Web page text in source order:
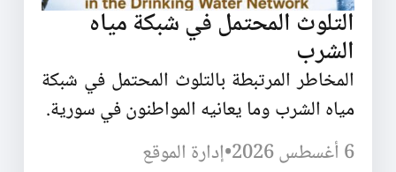
التلوث المحتمل في شبكة مياه
الشرب
المخاطر المرتبطة بالتلوث المحتمل في شبكة
مياه الشرب وما يعانيه المواطنون في سورية.
6 أغسطس 2026
•إدارة الموقع